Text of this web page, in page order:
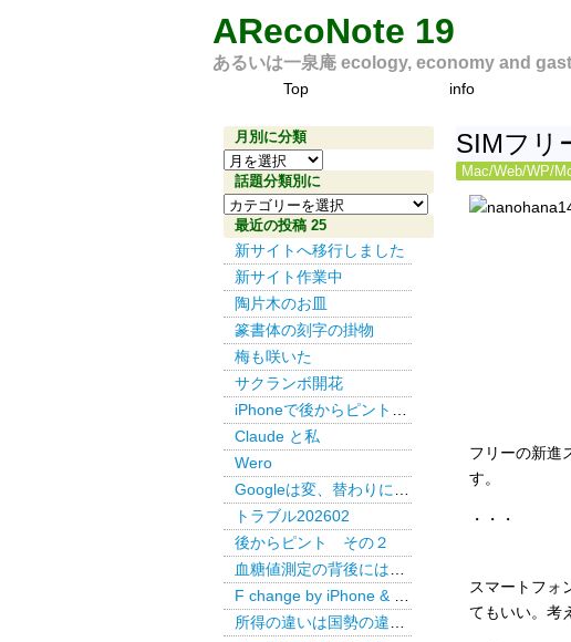
ARecoNote 19
あるいは一泉庵 ecology, economy and
Top info
SIMフ
Mac/Web/WP/
フリーの新進
す。
・・・
スマートフォ
てもいい。考
月別に分類
月
別
に
分
類
話題分類別に
話
題
分
類
別
に
最近の投稿 25
新サイトへ移行しました
新サイト作業中
陶片木のお皿
篆書体の刻字の掛物
梅も咲いた
サクランボ開花
Claude と私
Wero
トラブル202602
後からピント その２